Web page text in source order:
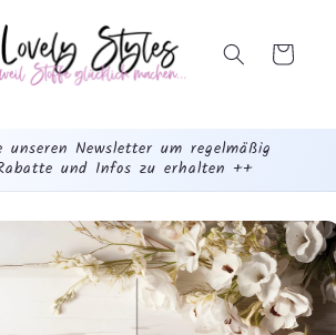
Warenkorb
unseren Newsletter um regelmäßig
und Infos zu erhalten ++